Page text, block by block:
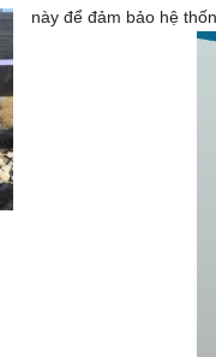
này để đảm bảo hệ